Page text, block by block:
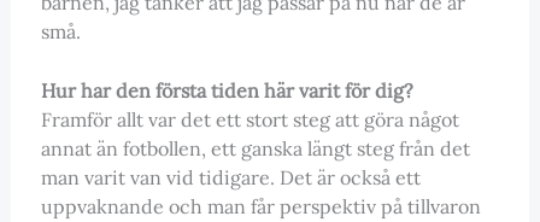
små.
Hur har den första tiden här varit för dig?
Framför allt var det ett stort steg att göra något
annat än fotbollen, ett ganska längt steg från det
man varit van vid tidigare. Det är också ett
uppvaknande och man får perspektiv på tillvaron